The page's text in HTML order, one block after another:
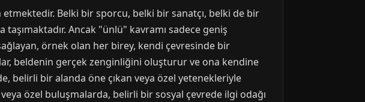
Belki bir sporcu, belki bir sanatçı, belki de bir
Ancak "ünlü" kavramı sadece geniş
örnek olan her birey, kendi çevresinde bir
beldenin gerçek zenginliğini oluşturur ve ona kendine
belirli bir alanda öne çıkan veya özel yetenekleriyle
özel buluşmalarda, belirli bir sosyal çevrede ilgi odağı